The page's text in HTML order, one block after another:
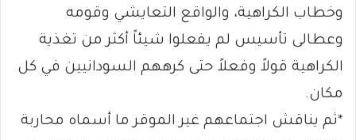
وخطاب الكراهية، والواقع التعايشي وقومه
وعطالى تأسيس لم يفعلوا شيئاً أكثر من تغذية
الكراهية قولاً وفعلاً حتى كرههم السودانيين في كل
مكان.
*ثم يناقش اجتماعهم غير الموقر ما أسماه محاربة